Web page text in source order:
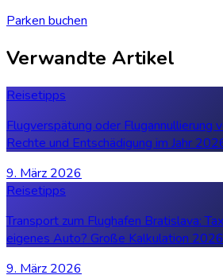
Parken buchen
Verwandte Artikel
Reisetipps
Flugverspätung oder Flugannullierung
Rechte und Entschädigung im Jahr
9. März 2026
Reisetipps
Transport zum Flughafen Bratislava:
eigenes Auto? Große Kalkulation 2026
9. März 2026